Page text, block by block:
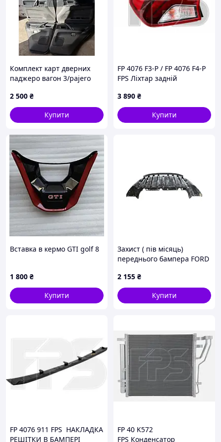
Комплект карт дверних
паджеро вагон 3/pajero
2 500 ₴
Купити
FP 4076 F3-P / FP 4076 F4-P
FPS Ліхтар задній
L2000
3 890 ₴
Купити
Вставка в кермо GTI golf 8
1 800 ₴
Купити
Захист ( пів місяць)
переднього бампера FORD
AM51A8B384A 2011-2014
2 155 ₴
Купити
FP 4076 911 FPS НАКЛАДКА
РЕШІТКИ В БАМПЕРІ
FP 40 K572
FPS Конденсатор